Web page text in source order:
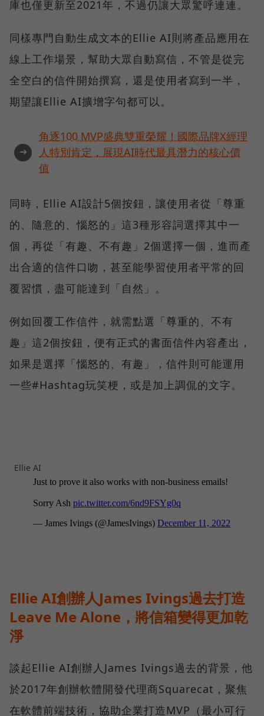
庫也僅更新至2021年，不過仍讓大眾驚呼連連。
同樣專門自動生成文本的Ellie AI則將產品應用在
線上工作場景，幫助大眾自動寫信，不管是從完
全空白的信件開始撰寫，還是使用者寫到一半，
期望讓Ellie AI擴增字句都可以。
➜
角逐100 MVP盛典雙重榮耀！國際品牌X經理
人特別肯定，展現AI時代最具潛力的核心價
值
同時，Ellie AI設計5個按鈕，讓使用者從「尊重
的、隨意的、惱怒的」這3種形容詞選擇其中一
個，再從「有趣、不有趣」2個選擇一個，進而產
出合適的信件口吻，甚至能學習使用者平常的回
覆習慣，盡可能達到「自然」。
例如回覆工作信件，就需點選「尊重的、不有
趣」這2個按鈕，便有正式的書面信件內容產出，
如果是選擇「惱怒的、有趣」，信件則可能運用
一些#Hashtag玩笑梗，或是加上調侃的文字。
Ellie AI
Ellie AI創辦人James Ivings過去打造
Leave Me Alone，將信箱變得更加乾
淨
談起Ellie AI創辦人James Ivings過去的背景，他
於2017年創辦軟體開發代理商Squarecat，聚焦
在軟體前端技術，協助企業打造MVP（最小可行